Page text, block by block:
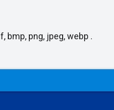
bmp, png, jpeg, webp .